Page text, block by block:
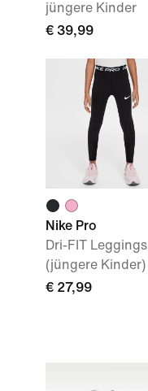
jüngere Kinder
€ 39,99
Nike Pro
Dri-FIT Leggings
(jüngere Kinder)
€ 27,99